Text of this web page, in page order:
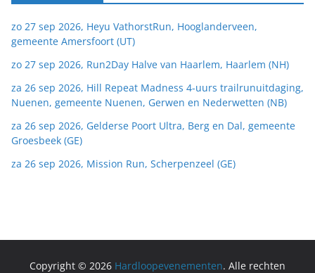
zo 27 sep 2026, Heyu VathorstRun, Hooglanderveen,
gemeente Amersfoort (UT)
zo 27 sep 2026, Run2Day Halve van Haarlem, Haarlem (NH)
za 26 sep 2026, Hill Repeat Madness 4-uurs trailrunuitdaging,
Nuenen, gemeente Nuenen, Gerwen en Nederwetten (NB)
za 26 sep 2026, Gelderse Poort Ultra, Berg en Dal, gemeente
Groesbeek (GE)
za 26 sep 2026, Mission Run, Scherpenzeel (GE)
Copyright © 2026 Hardloopevenementen. Alle rechten